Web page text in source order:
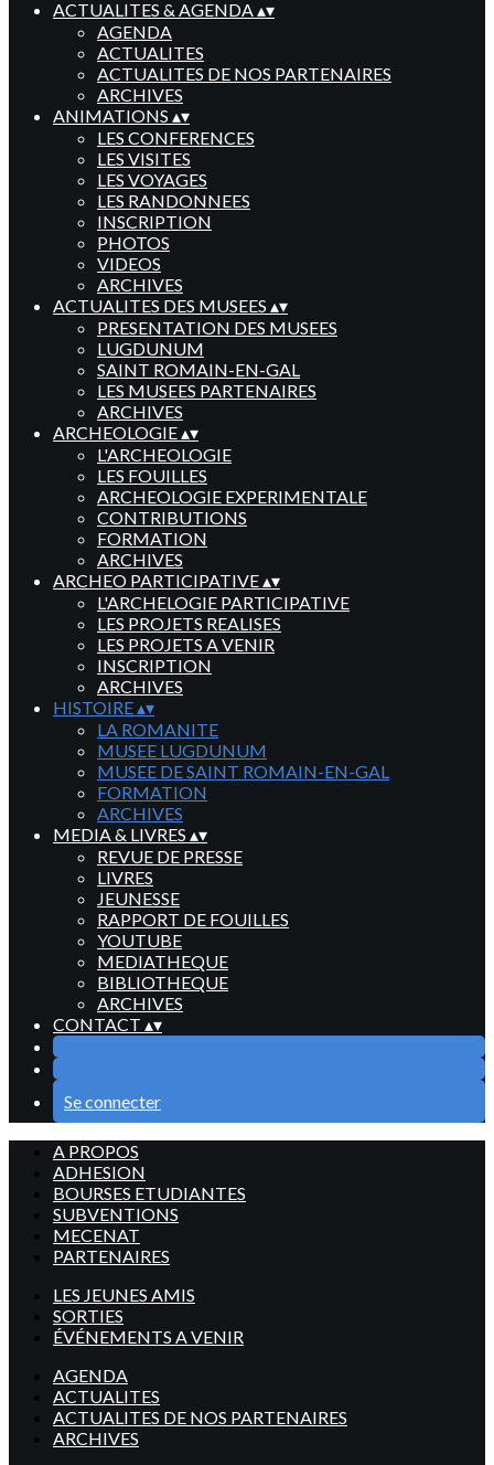
ACTUALITES & AGENDA▴▾
AGENDA
ACTUALITES
ACTUALITES DE NOS PARTENAIRES
ARCHIVES
ANIMATIONS ▴▾
LES CONFERENCES
LES VISITES
LES VOYAGES
LES RANDONNEES
INSCRIPTION
PHOTOS
VIDEOS
ARCHIVES
ACTUALITES DES MUSEES ▴▾
PRESENTATION DES MUSEES
LUGDUNUM
SAINT ROMAIN-EN-GAL
LES MUSEES PARTENAIRES
ARCHIVES
ARCHEOLOGIE▴▾
L'ARCHEOLOGIE
LES FOUILLES
ARCHEOLOGIE EXPERIMENTALE
CONTRIBUTIONS
FORMATION
ARCHIVES
ARCHEO PARTICIPATIVE▴▾
L'ARCHELOGIE PARTICIPATIVE
LES PROJETS REALISES
LES PROJETS A VENIR
INSCRIPTION
ARCHIVES
HISTOIRE▴▾
LA ROMANITE
MUSEE LUGDUNUM
MUSEE DE SAINT ROMAIN-EN-GAL
FORMATION
ARCHIVES
MEDIA & LIVRES ▴▾
REVUE DE PRESSE
LIVRES
JEUNESSE
RAPPORT DE FOUILLES
YOUTUBE
MEDIATHEQUE
BIBLIOTHEQUE
ARCHIVES
CONTACT ▴▾
Se connecter
A PROPOS
ADHESION
BOURSES ETUDIANTES
SUBVENTIONS
MECENAT
PARTENAIRES
LES JEUNES AMIS
SORTIES
ÉVÉNEMENTS A VENIR
AGENDA
ACTUALITES
ACTUALITES DE NOS PARTENAIRES
ARCHIVES